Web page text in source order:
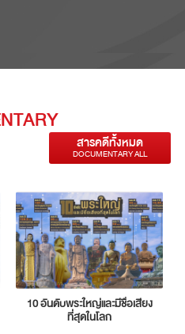
สารคดีทั้งหมด
DOCUMENTARY ALL
10 อันดับพระใหญ่และมีชื่อเสียง
ที่สุดในโลก